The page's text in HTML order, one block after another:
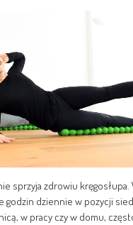
sprzyja zdrowiu kręgosłupa.
godzin dziennie w pozycji
w pracy czy w domu,